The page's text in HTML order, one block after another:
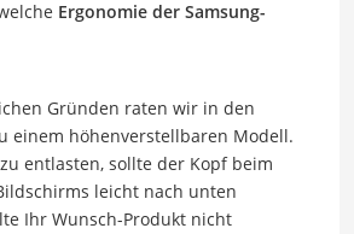
Ergonomie der Samsung-
Gründen raten wir in den
einem höhenverstellbaren Modell.
entlasten, sollte der Kopf beim
leicht nach unten
Ihr Wunsch-Produkt nicht